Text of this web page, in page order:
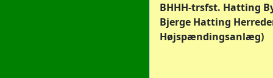
BHHH-trsfst. Hatting
Bjerge Hatting
Højspændingsanlæg)